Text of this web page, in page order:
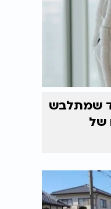
שמתלבש
של